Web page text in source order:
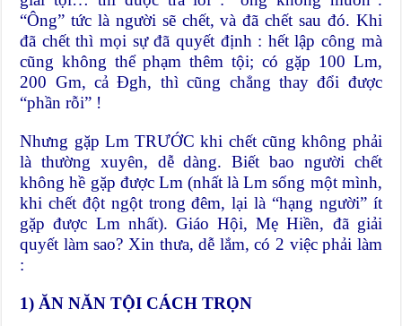
“Ông” tức là người sẽ chết, và đã chết sau đó. Khi
đã chết thì mọi sự đã quyết định : hết lập công mà
cũng không thể phạm thêm tội; có gặp 100 Lm,
200 Gm, cả Đgh, thì cũng chẳng thay đổi được
“phần rỗi” !
Nhưng gặp Lm TRƯỚC khi chết cũng không phải
là thường xuyên, dễ dàng. Biết bao người chết
không hề gặp được Lm (nhất là Lm sống một mình,
khi chết đột ngột trong đêm, lại là “hạng người” ít
gặp được Lm nhất). Giáo Hội, Mẹ Hiền, đã giải
quyết làm sao? Xin thưa, dễ lắm, có 2 việc phải làm
:
1) ĂN NĂN TỘI CÁCH TRỌN